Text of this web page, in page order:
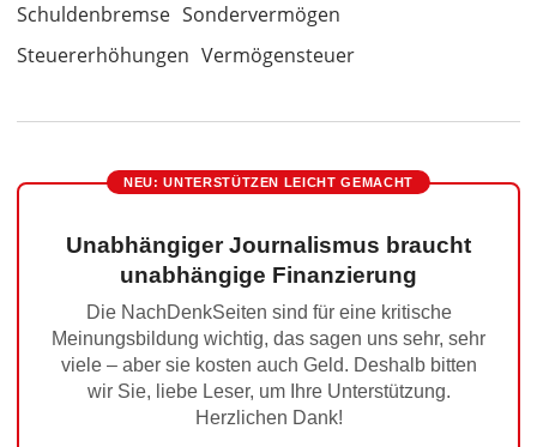
Schuldenbremse Sondervermögen
Steuererhöhungen Vermögensteuer
NEU: UNTERSTÜTZEN LEICHT GEMACHT
Unabhängiger Journalismus braucht
unabhängige Finanzierung
Die NachDenkSeiten sind für eine kritische
Meinungsbildung wichtig, das sagen uns sehr, sehr
viele – aber sie kosten auch Geld. Deshalb bitten
wir Sie, liebe Leser, um Ihre Unterstützung.
Herzlichen Dank!